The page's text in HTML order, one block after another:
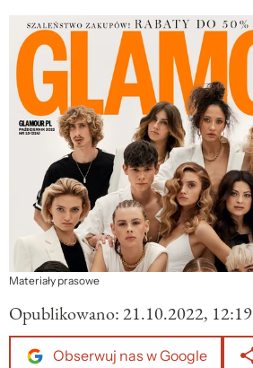
Materiały prasowe
Opublikowano:21.10.2022, 12:19
Obserwuj nas w Google